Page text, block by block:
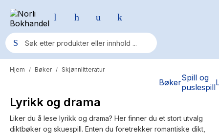
BøkerSpill og
puslespill
Populære søk
One piece
Fury Bound - Sable Sorensen
Hjem / Bøker / Skjønnlitteratur
Lyrikk og drama
Liker du å lese lyrikk og drama? Her finner du et stort utvalg
diktbøker og skuespill. Enten du foretrekker romantiske dikt,